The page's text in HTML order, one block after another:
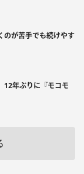
のが苦手でも続けやす
年ぶりに『モコモ